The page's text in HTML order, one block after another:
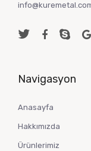
Navigasyon
Anasayfa
Hakkımızda
Ürünlerimiz